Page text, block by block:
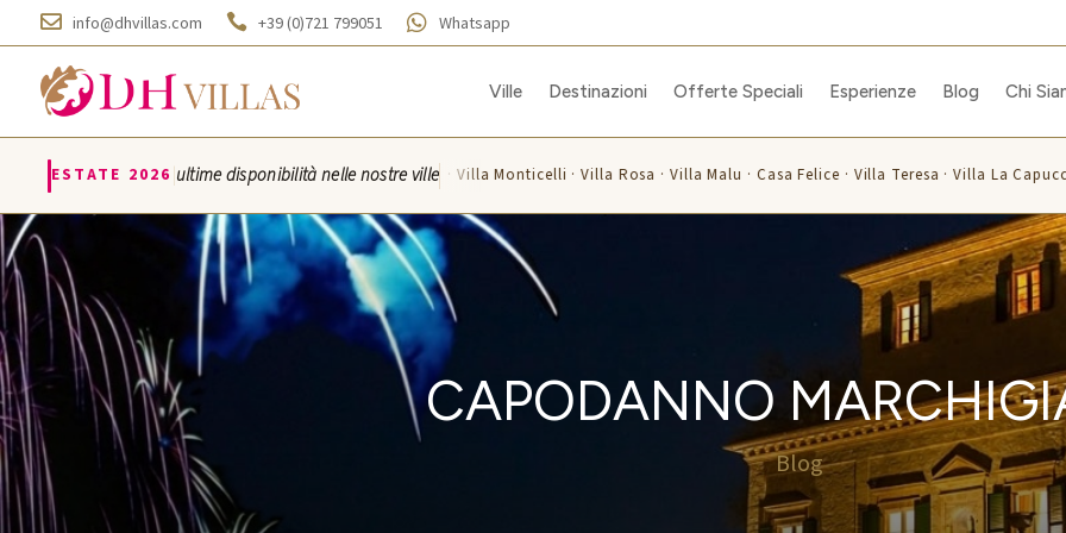
 info@dhvillas.com  +39 (0)721 799051  Whatsapp
Ville Destinazioni Offerte Speciali Esperienze Blog Chi
ESTATE 2026 ultime disponibilità nelle nostre villeVilla Azzurra · Villa Monticelli · Villa Rosa · Villa Malu · Casa Felice · Villa Teresa · Villa La
CAPODANNO
Blog